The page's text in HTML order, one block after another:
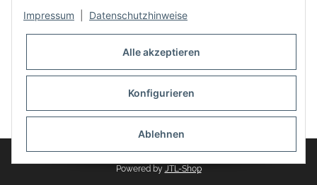
* Alle Preise inkl. gesetzlicher USt., zzgl.Versand
Powered by JTL-Shop
Impressum Datenschutzhinweise
Alle akzeptieren
Konfigurieren
Ablehnen